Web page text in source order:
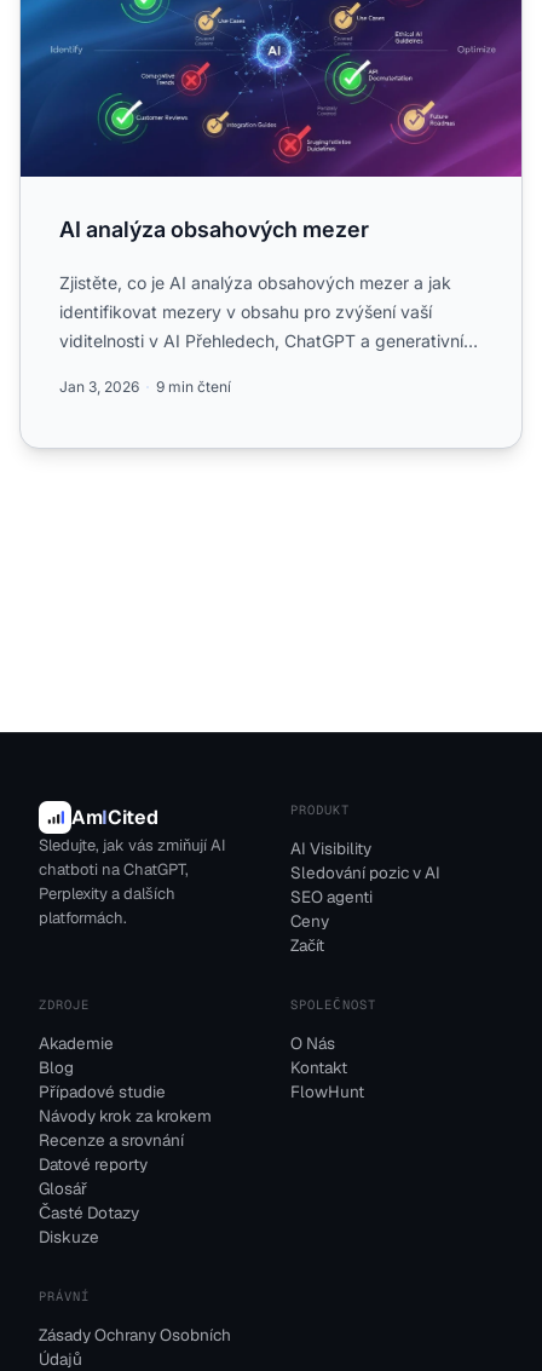
AI analýza obsahových mezer
Zjistěte, co je AI analýza obsahových mezer a jak
identifikovat mezery v obsahu pro zvýšení vaší
viditelnosti v AI Přehledech, ChatGPT a generativních
Jan 3, 2026 9 min čtení
AmICited
Sledujte, jak vás zmiňují AI
chatboti na ChatGPT,
Perplexity a dalších
platformách.
PRODUKT
AI Visibility
Sledování pozic v AI
SEO agenti
Ceny
Začít
ZDROJE
Akademie
Blog
Případové studie
Návody krok za krokem
Recenze a srovnání
Datové reporty
Glosář
Časté Dotazy
Diskuze
SPOLEČNOST
O Nás
Kontakt
FlowHunt
PRÁVNÍ
Zásady Ochrany Osobních
Údajů